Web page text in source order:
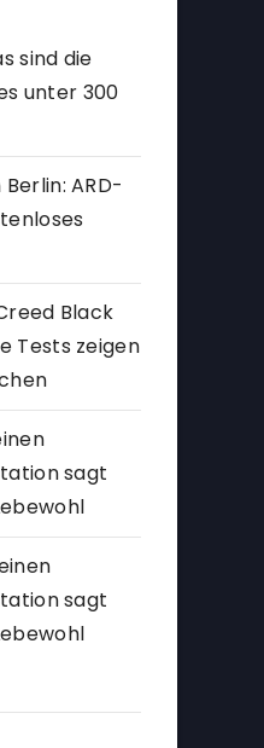
sind die
unter 300
ARD-
Black
Tests zeigen
sagt
sagt